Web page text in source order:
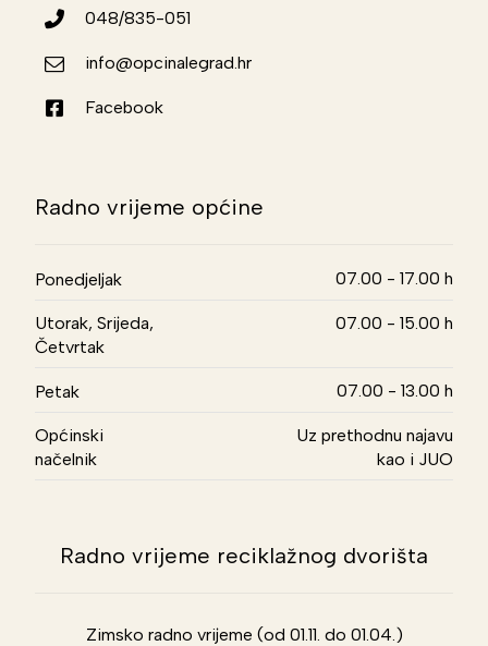
048/835-051
info@opcinalegrad.hr
Facebook
Radno vrijeme općine
Ponedjeljak 07.00 - 17.00 h
Utorak, Srijeda,
Četvrtak
07.00 - 15.00 h
Petak 07.00 - 13.00 h
Općinski
načelnik
Uz prethodnu najavu
kao i JUO
Radno vrijeme reciklažnog dvorišta
Zimsko radno vrijeme (od 01.11. do 01.04.)